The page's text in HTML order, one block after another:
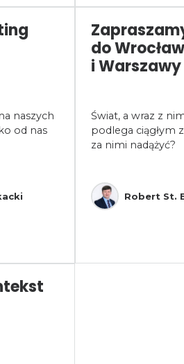
naszych
od nas
do
i Warszawy
Świat, a wraz z
podlega ciągłym
za nimi nadążyć?
Robert St.